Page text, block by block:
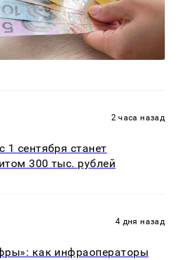
2 часа назад
сентября станет
300 тыс. рублей
4 дня назад
как инфраоператоры